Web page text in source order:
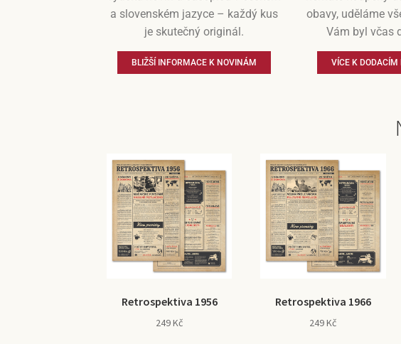
a slovenském jazyce – každý kus
je skutečný originál.
BLIŽŠÍ INFORMACE K NOVINÁM
obavy, uděláme
Vám byl včas
VÍCE K DODACÍM
Retrospektiva 1956
249Kč
Retrospektiva 1966
249Kč